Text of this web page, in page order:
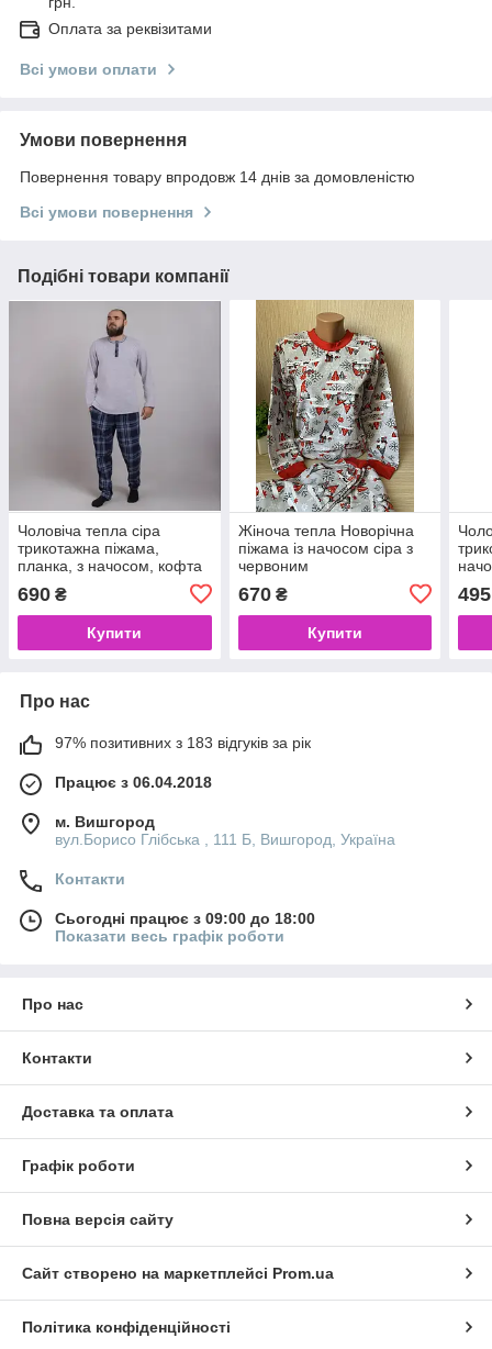
Оплата за реквізитами
Всі умови оплати
Умови повернення
Повернення товару впродовж 14 днів за домовленістю
Всі умови повернення
Подібні товари компанії
Чоловіча тепла сіра
трикотажна піжама,
планка, з начосом, кофта
690 ₴
Купити
Жіноча тепла Новорічна
піжама із начосом сіра з
червоним
670₴
Купити
495
Про нас
97% позитивних з 183 відгуків за рік
Працює з 06.04.2018
м. Вишгород
вул.Борисо Глібська , 111 Б, Вишгород, Україна
Контакти
Сьогодні працює з 09:00 до 18:00
Показати весь графік роботи
Про нас
Контакти
Доставка та оплата
Графік роботи
Повна версія сайту
Сайт створено на маркетплейсі Prom.ua
Політика конфіденційності